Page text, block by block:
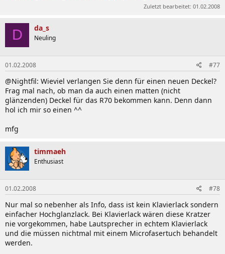
Zuletzt bearbeitet: 01.02.2008
D da_s
Neuling
01.02.2008 #77
@Nightfil: Wieviel verlangen Sie denn für einen neuen Deckel?
Frag mal nach, ob man da auch einen matten (nicht
glänzenden) Deckel für das R70 bekommen kann. Denn dann
hol ich mir so einen ^^
mfg
timmaeh
Enthusiast
01.02.2008 #78
Nur mal so nebenher als Info, dass ist kein Klavierlack sondern
einfacher Hochglanzlack. Bei Klavierlack wären diese Kratzer
nie vorgekommen, habe Lautsprecher in echtem Klavierlack
und die müssen nichtmal mit einem Microfasertuch behandelt
werden.